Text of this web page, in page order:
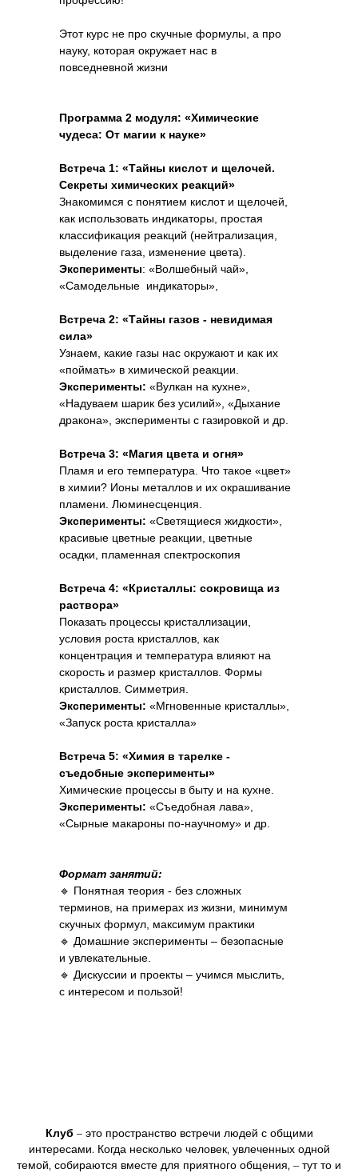
Этот курс не про скучные формулы, а про
науку, которая окружает нас в
повседневной жизни
Программа 2 модуля: «Химические
чудеса: От магии к науке»
Встреча 1: «Тайны кислот и щелочей.
Секреты химических реакций»
Знакомимся с понятием кислот и щелочей,
как использовать индикаторы, простая
классификация реакций (нейтрализация,
выделение газа, изменение цвета).
Эксперименты: «Волшебный чай»,
«Самодельные индикаторы»,
Встреча 2: «Тайны газов - невидимая
сила»
Узнаем, какие газы нас окружают и как их
«поймать» в химической реакции.
Эксперименты: «Вулкан на кухне»,
«Надуваем шарик без усилий», «Дыхание
дракона», эксперименты с газировкой и др.
Встреча 3: «Магия цвета и огня»
Пламя и его температура. Что такое «цвет»
в химии? Ионы металлов и их окрашивание
пламени. Люминесценция.
Эксперименты: «Светящиеся жидкости»,
красивые цветные реакции, цветные
осадки, пламенная спектроскопия
Встреча 4: «Кристаллы: сокровища из
раствора»
Показать процессы кристаллизации,
условия роста кристаллов, как
концентрация и температура влияют на
скорость и размер кристаллов. Формы
кристаллов. Симметрия.
Эксперименты: «Мгновенные кристаллы»,
«Запуск роста кристалла»
Встреча 5: «Химия в тарелке -
съедобные эксперименты»
Химические процессы в быту и на кухне.
Эксперименты: «Съедобная лава»,
«Сырные макароны по-научному» и др.
Формат занятий:
🔹 Понятная теория - без сложных
терминов, на примерах из жизни, минимум
скучных формул, максимум практики
🔹 Домашние эксперименты – безопасные
и увлекательные.
🔹 Дискуссии и проекты – учимся мыслить,
с интересом и пользой!
Клуб – это пространство встречи людей с общими
интересами. Когда несколько человек, увлеченных одной
темой, собираются вместе для приятного общения, – тут то и